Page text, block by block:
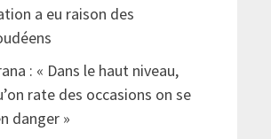
a eu raison des
: « Dans le haut niveau,
rate des occasions on se
danger »